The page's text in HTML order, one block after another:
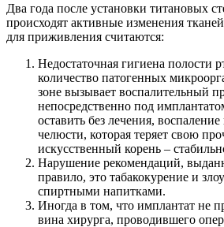
Два года после установки титановых
происходят активные изменения
для приживления считаются:
Недостаточная гигиена полости
количество патогенных
зоне вызывает воспалительный
непосредственно под
оставить без лечения,
челюсти, которая теряет свою
искусственный корень –
Нарушение рекомендаций,
правило, это табакокурение и
спиртными напитками.
Иногда в том, что имплантат не
вина хирурга, проводившего